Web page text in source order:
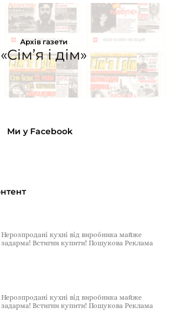
Архів газети
«Сім’я і дім»
Ми у Facebook
Нерозпродані кухні від виробника майже
задарма! Встигни купити! Пошукова Реклама
Нерозпродані кухні від виробника майже
задарма! Встигни купити! Пошукова Реклама